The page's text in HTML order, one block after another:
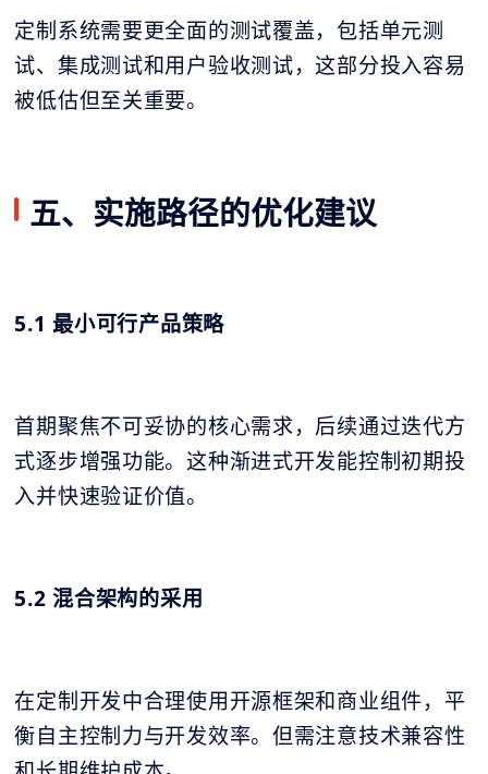
定制系统需要更全面的测试覆盖，包括单元测
试、集成测试和用户验收测试，这部分投入容易
被低估但至关重要。
五、实施路径的优化建议
5.1 最小可行产品策略
首期聚焦不可妥协的核心需求，后续通过迭代方
式逐步增强功能。这种渐进式开发能控制初期投
入并快速验证价值。
5.2 混合架构的采用
在定制开发中合理使用开源框架和商业组件，平
衡自主控制力与开发效率。但需注意技术兼容性